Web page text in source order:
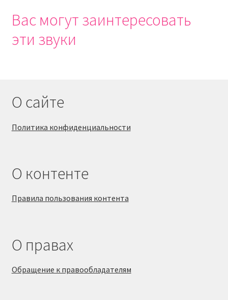
Вас могут заинтересовать
эти звуки
О сайте
Политика конфиденциальности
О контенте
Правила пользования контента
О правах
Обращение к правообладателям